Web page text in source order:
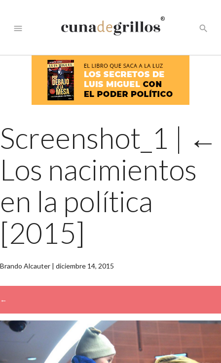
menu
®
search
Screenshot_1 | ←
Los nacimientos
en la política
[2015]
Brando Alcauter | diciembre 14, 2015
←
→